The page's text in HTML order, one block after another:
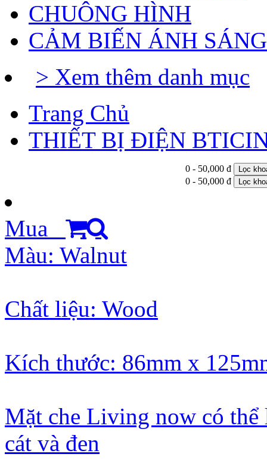
CHUÔNG HÌNH
CẢM BIẾN ÁNH SÁNG
> Xem thêm danh mục
Trang Chủ
THIẾT BỊ ĐIỆN
0 - 50,000 đ Lọc
0 - 50,000 đ Lọc
Mua
Màu: Walnut
Chất liệu: Wood
Kích thước: 86mm x
Mặt che Living now có thể
cát và đen